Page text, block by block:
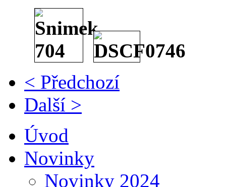
< Předchozí
Další >
Úvod
Novinky
Novinky 2024